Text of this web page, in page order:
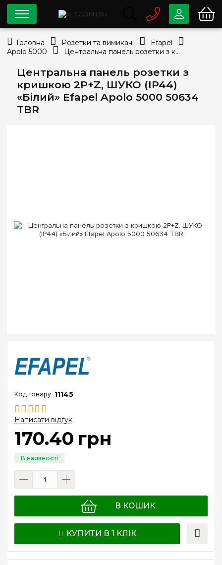
Центральна панель розетки з
кришкою 2P+Z, ШУКО (IP44)
«Білий» Efapel Apolo 5000 50634
TBR
11145
Написати відгук
170.40 грн
В КОШИК
КУПИТИ В 1 КЛІК
0 80033-63-07
Безкоштовно
info@e7.com.ua
044334-79-78
Viber Telegram
Головна Розетки та вимикачі
Efapel
Apolo 5000
Центральна панель розетки з кришкою 2P+Z, ШУКО (IP44) «Білий» Efapel Apolo 5000 50634 TBR